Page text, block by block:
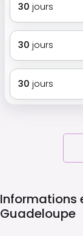
30 jours
30 jours
30 jours
Informations
Guadeloupe